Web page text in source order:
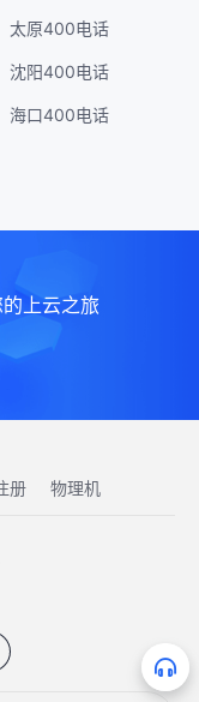
太原400电话
沈阳400电话
海口400电话
上云之旅
册 物理机